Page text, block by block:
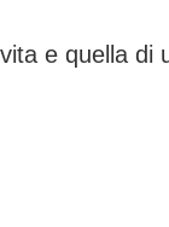
e quella di